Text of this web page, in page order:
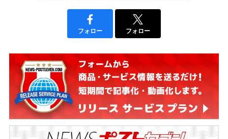
フォロー フォロー